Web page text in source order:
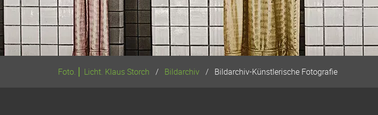
Foto. ⎢ Licht. Klaus Storch Bildarchiv Bildarchiv-Künstlerische Fotografie